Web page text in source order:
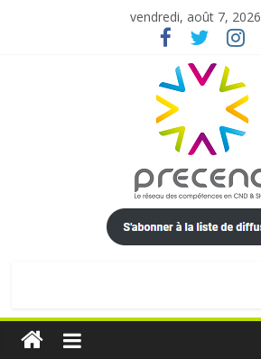
vendredi, août 7, 2026